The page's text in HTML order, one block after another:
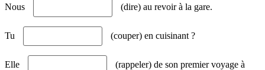
Nous (dire) au revoir à la gare.
Tu (couper) en cuisinant ?
Elle
(rappeler) de son premier voyage à